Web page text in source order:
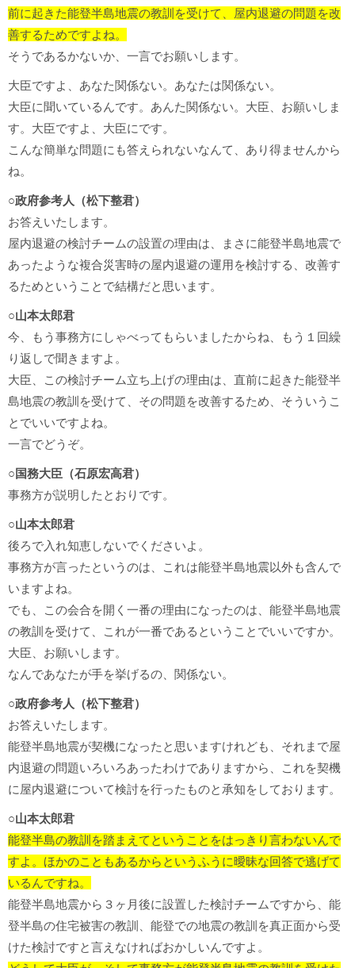
前に起きた能登半島地震の教訓を受けて、屋内退避の問題を改
善するためですよね。
そうであるかないか、一言でお願いします。
大臣ですよ、あなた関係ない。あなたは関係ない。
大臣に聞いているんです。あんた関係ない。大臣、お願いしま
す。大臣ですよ、大臣にです。
こんな簡単な問題にも答えられないなんて、あり得ませんから
ね。
○政府参考人（松下整君）
お答えいたします。
屋内退避の検討チームの設置の理由は、まさに能登半島地震で
あったような複合災害時の屋内退避の運用を検討する、改善す
るためということで結構だと思います。
○山本太郎君
今、もう事務方にしゃべってもらいましたからね、もう１回繰
り返しで聞きますよ。
大臣、この検討チーム立ち上げの理由は、直前に起きた能登半
島地震の教訓を受けて、その問題を改善するため、そういうこ
とでいいですよね。
一言でどうぞ。
○国務大臣（石原宏高君）
事務方が説明したとおりです。
○山本太郎君
後ろで入れ知恵しないでくださいよ。
事務方が言ったというのは、これは能登半島地震以外も含んで
いますよね。
でも、この会合を開く一番の理由になったのは、能登半島地震
の教訓を受けて、これが一番であるということでいいですか。
大臣、お願いします。
なんであなたが手を挙げるの、関係ない。
○政府参考人（松下整君）
お答えいたします。
能登半島地震が契機になったと思いますけれども、それまで屋
内退避の問題いろいろあったわけでありますから、これを契機
に屋内退避について検討を行ったものと承知をしております。
○山本太郎君
能登半島の教訓を踏まえてということをはっきり言わないんで
すよ。 ほかのこともあるからというふうに曖昧な回答で逃げて
いるんですね。
能登半島地震から３ヶ月後に設置した検討チームですから、能
登半島の住宅被害の教訓、能登での地震の教訓を真正面から受
けた検討ですと言えなければおかしいんですよ。